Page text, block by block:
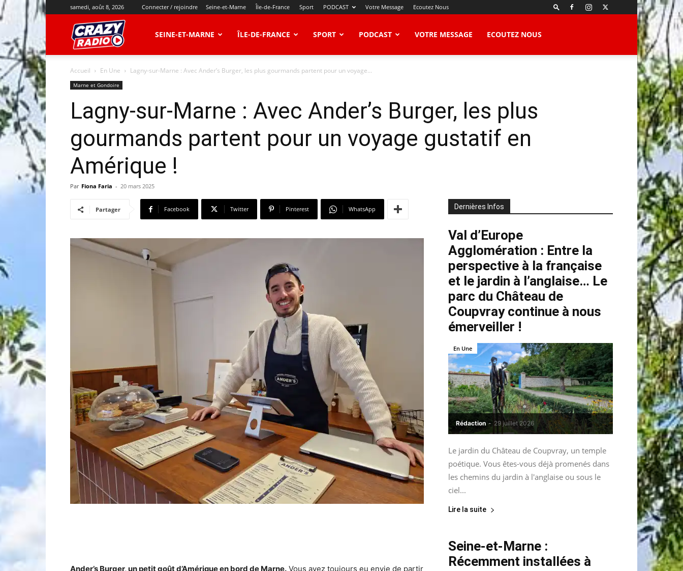
samedi, août 8, 2026 Connecter / rejoindre Seine-et-Marne Île-de-France Sport PODCAST Votre Message Ecoutez Nous
RADIO
SEINE-ET-MARNE ÎLE-DE-FRANCE SPORT PODCAST VOTRE MESSAGE ECOUTEZ NOUS
Accueil En Une Lagny-sur-Marne : Avec Ander’s Burger, les plus gourmands partent pour un voyage...
Marne et Gondoire
Lagny-sur-Marne : Avec Ander’s Burger, les plus
gourmands partent pour un voyage gustatif en
Amérique !
Par Fiona Faria - 20 mars 2025
Partager Facebook Twitter Pinterest WhatsApp
Ander’s Burger, un petit goût d’Amérique en bord de Marne. Vous avez toujours eu envie de partir
Dernières Infos
Val d’Europe
Agglomération : Entre la
perspective à la française
et le jardin à l’anglaise… Le
parc du Château de
Coupvray continue à nous
émerveiller !
Rédaction - 29 juillet 2026
En Une
Le jardin du Château de Coupvray, un temple
poétique. Vous êtes-vous déjà promenés dans
les chemins du jardin à l'anglaise ou sous le
ciel...
Lire la suite
Seine-et-Marne :
Récemment installées à